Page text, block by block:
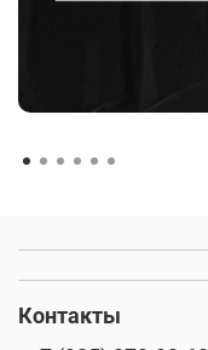
Контакты